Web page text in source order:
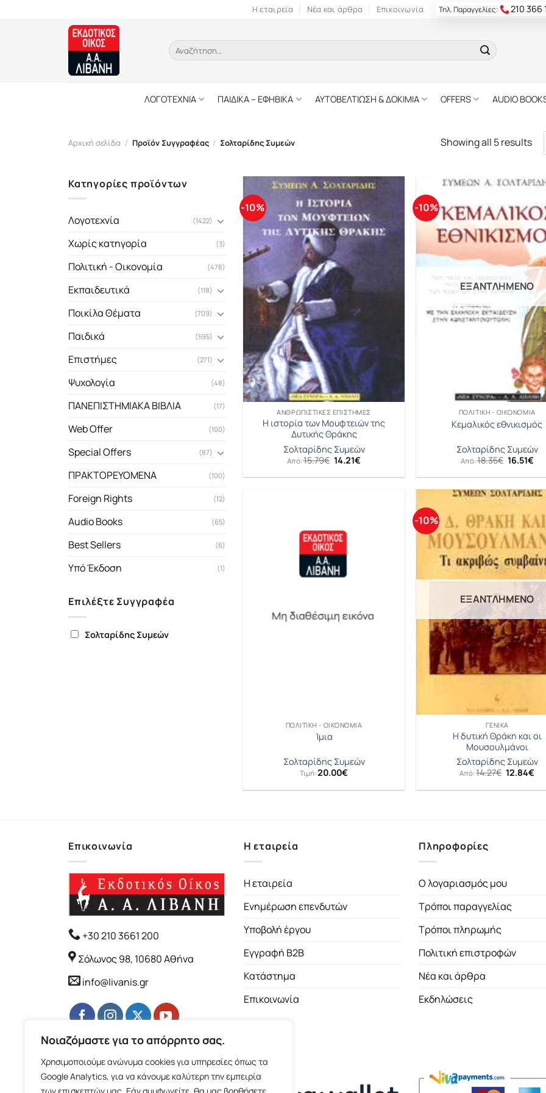
Νοιαζόμαστε για το απόρρητο σας.
Χρησιμοποιούμε ανώνυμα cookies για υπηρεσίες όπως τα
Google Analytics, για να κάνουμε καλύτερη την εμπειρία
Η εταιρεία Νέα και άρθρα Επικοινωνία Τηλ. Παραγγελίες: 210 366
Αναζήτηση
για:
ΛΟΓΟΤΕΧΝΙΑ ΠΑΙΔΙΚΑ – ΕΦΗΒΙΚΑ ΑΥΤΟΒΕΛΤΙΩΣΗ & ΔΟΚΙΜΙΑ OFFERS AUDIO
Αρχική σελίδα / Προϊόν Συγγραφέας / Σολταρίδης Συμεών Showing all 5 results
Κατηγορίες προϊόντων
Λογοτεχνία (1422)
Χωρίς κατηγορία (3)
Πολιτική - Οικονομία (478)
Εκπαιδευτικά (118)
Ποικίλα Θέματα (709)
Παιδικά (595)
Επιστήμες (271)
Ψυχολογία (48)
ΠΑΝΕΠΙΣΤΗΜΙΑΚΑ ΒΙΒΛΙΑ (17)
Web Offer (100)
Special Offers (87)
ΠΡΑΚΤΟΡΕΥΟΜΕΝΑ (100)
Foreign Rights (12)
Audio Books (65)
Best Sellers (6)
Υπό Έκδοση (1)
Επιλέξτε Συγγραφέα
Σολταρίδης Συμεών
-10%
ΑΝΘΡΩΠΙΣΤΙΚΈΣ ΕΠΙΣΤΉΜΕΣ
Η ιστορία των Μουφτειών της
Δυτικής Θράκης
Σολταρίδης Συμεών
Από:15.79€ Original
was:
14.21€
τιμή
-10%
ΕΞΑΝΤΛΗΜΈΝΟ
ΠΟΛΙΤΙΚΉ - ΟΙΚΟΝΟΜΊΑ
Κεμαλικός εθνικισμός
Σολταρίδης Συμεών
Από:18.35€ Original
price
was:
16.51€Η
ΠΟΛΙΤΙΚΉ - ΟΙΚΟΝΟΜΊΑ
Ίμια
Σολταρίδης Συμεών
Τιμή:20.00€
-10%
ΕΞΑΝΤΛΗΜΈΝΟ
ΓΕΝΙΚΆ
Η δυτική Θράκη και οι
Μουσουλμάνοι
Σολταρίδης Συμεών
Από:14.27€ Original
was:
12.84€
Επικοινωνία
+30 210 3661 200
Σόλωνος 98, 10680 Αθήνα
info@livanis.gr
Η εταιρεία
Η εταιρεία
Ενημέρωση επενδυτών
Υποβολή έργου
Εγγραφή B2B
Κατάστημα
Επικοινωνία
Πληροφορίες
Ο λογαριασμός μου
Τρόποι παραγγελίας
Τρόποι πληρωμής
Πολιτική επιστροφών
Νέα και άρθρα
Εκδηλώσεις